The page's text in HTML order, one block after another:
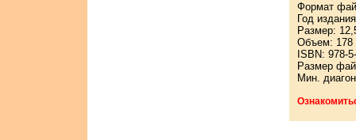
Формат
Год
Размер:
Объем: 178
ISBN: 978-
Размер
Мин.